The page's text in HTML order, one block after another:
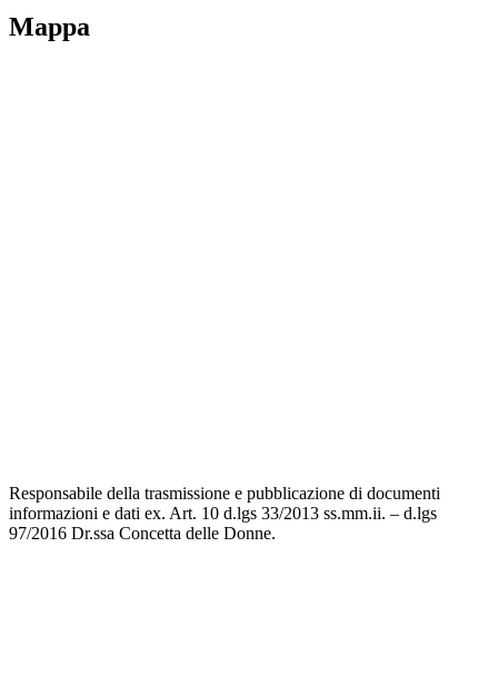
Mappa
Responsabile della trasmissione e pubblicazione di documenti
informazioni e dati ex. Art. 10 d.lgs 33/2013 ss.mm.ii. – d.lgs
97/2016 Dr.ssa Concetta delle Donne.